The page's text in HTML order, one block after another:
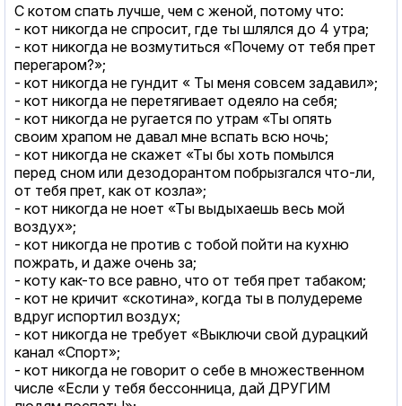
С котом спать лучше, чем с женой, потому что:
- кот никогда не спросит, где ты шлялся до 4 утра;
- кот никогда не возмутиться «Почему от тебя прет
перегаром?»;
- кот никогда не гундит « Ты меня совсем задавил»;
- кот никогда не перетягивает одеяло на себя;
- кот никогда не ругается по утрам «Ты опять
своим храпом не давал мне вспать всю ночь;
- кот никогда не скажет «Ты бы хоть помылся
перед сном или дезодорантом побрызгался что-ли,
от тебя прет, как от козла»;
- кот никогда не ноет «Ты выдыхаешь весь мой
воздух»;
- кот никогда не против с тобой пойти на кухню
пожрать, и даже очень за;
- коту как-то все равно, что от тебя прет табаком;
- кот не кричит «скотина», когда ты в полудереме
вдруг испортил воздух;
- кот никогда не требует «Выключи свой дурацкий
канал «Спорт»;
- кот никогда не говорит о себе в множественном
числе «Если у тебя бессонница, дай ДРУГИМ